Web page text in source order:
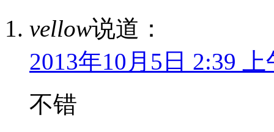
vellow说道：
2013年10月5日 2:39 上
不错